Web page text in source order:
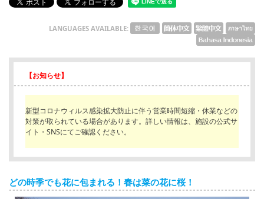
LANGUAGES AVAILABLE:
【お知らせ】
新型コロナウィルス感染拡大防止に伴う営業時間短縮・休業などの
対策が取られている場合があります。詳しい情報は、施設の公式サ
イト・SNSにてご確認ください。
どの時季でも花に包まれる！春は菜の花に桜！